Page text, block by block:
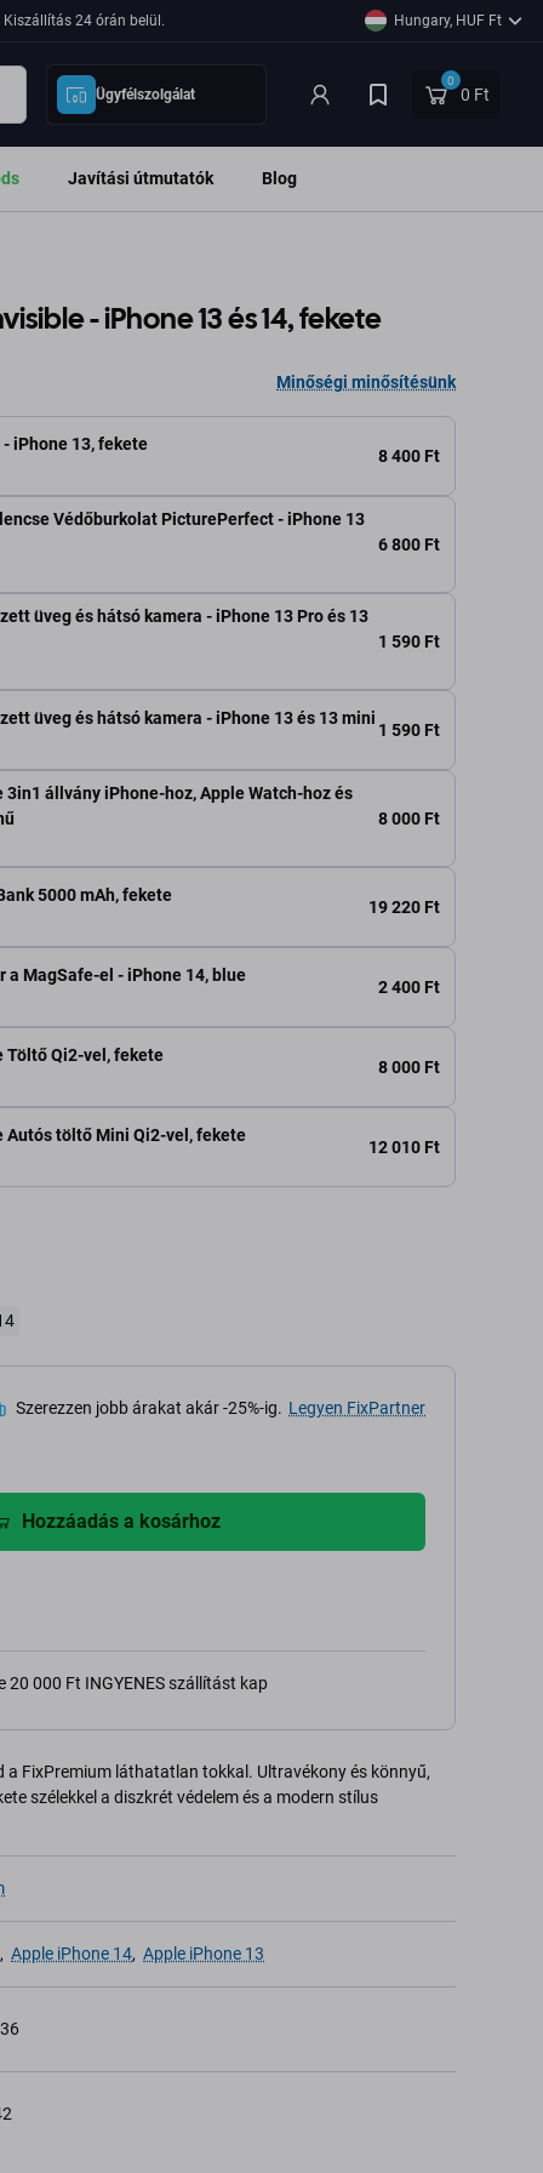
24 órán belül. Hungary, HUF Ft
Ügyfélszolgálat
0
0 Ft
Javítási útmutatók Blog
- iPhone 13 és 14, fekete
Minőségi minősítésünk
iPhone 13, fekete
8 400 Ft
Védőburkolat PicturePerfect - iPhone 13
6 800 Ft
üveg és hátsó kamera - iPhone 13 Pro és 13
1 590 Ft
üveg és hátsó kamera - iPhone 13 és 13 mini
1 590 Ft
3in1 állvány iPhone-hoz, Apple Watch-hoz és
8 000 Ft
5000 mAh, fekete
19 220 Ft
a MagSafe-el - iPhone 14, blue
2 400 Ft
Töltő Qi2-vel, fekete
8 000 Ft
Autós töltő Mini Qi2-vel, fekete
12 010 Ft
Szerezzen jobb árakat akár -25%-ig. Legyen FixPartner
Hozzáadás a kosárhoz
20 000 Ft INGYENES szállítást kap
a FixPremium láthatatlan tokkal. Ultravékony és könnyű,
szélekkel a diszkrét védelem és a modern stílus
, Apple iPhone 14, Apple iPhone 13